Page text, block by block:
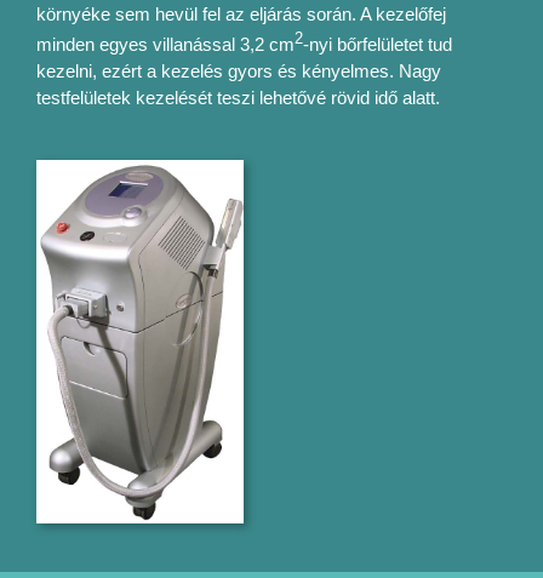
környéke sem hevül fel az eljárás során. A kezelőfej
minden egyes villanással 3,2 cm2-nyi bőrfelületet tud
kezelni, ezért a kezelés gyors és kényelmes. Nagy
testfelületek kezelését teszi lehetővé rövid idő alatt.